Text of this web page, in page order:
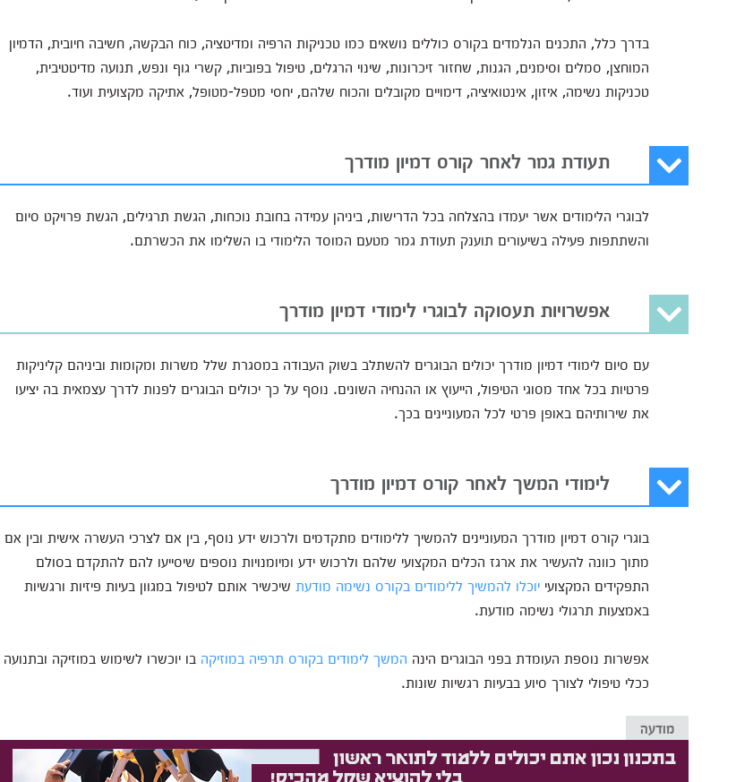
בדרך כלל, התכנים הנלמדים בקורס כוללים נושאים כמו טכניקות הרפיה ומדיטציה, כוח הבקשה, חשיבה חיובית, הדמיון
המוחצן, סמלים וסימנים, הגנות, שחזור זיכרונות, שינוי הרגלים, טיפול בפוביות, קשרי גוף ונפש, תנועה מדיטטיבית,
טכניקות נשימה, איזון, אינטואיציה, דימויים מקובלים והכוח שלהם, יחסי מטפל-מטופל, אתיקה מקצועית ועוד.
תעודת גמר לאחר קורס דמיון מודרך
לבוגרי הלימודים אשר יעמדו בהצלחה בכל הדרישות, ביניהן עמידה בחובת נוכחות, הגשת תרגילים, הגשת פרויקט סיום
והשתתפות פעילה בשיעורים תוענק תעודת גמר מטעם המוסד הלימודי בו השלימו את הכשרתם.
אפשרויות תעסוקה לבוגרי לימודי דמיון מודרך
עם סיום לימודי דמיון מודרך יכולים הבוגרים להשתלב בשוק העבודה במסגרת שלל משרות ומקומות וביניהם קליניקות
פרטיות בכל אחד מסוגי הטיפול, הייעוץ או ההנחיה השונים. נוסף על כך יכולים הבוגרים לפנות לדרך עצמאית בה יציעו
את שירותיהם באופן פרטי לכל המעוניינים בכך.
לימודי המשך לאחר קורס דמיון מודרך
בוגרי קורס דמיון מודרך המעוניינים להמשיך ללימודים מתקדמים ולרכוש ידע נוסף, בין אם לצרכי העשרה אישית ובין אם
מתוך כוונה להעשיר את ארגז הכלים המקצועי שלהם ולרכוש ידע ומיומנויות נוספים שיסייעו להם להתקדם בסולם
התפקידים המקצועי יוכלו להמשיך ללימודים בקורס נשימה מודעת שיכשיר אותם לטיפול במגוון בעיות פיזיות ורגשיות
באמצעות תרגולי נשימה מודעת.
אפשרות נוספת העומדת בפני הבוגרים הינה המשך לימודים בקורס תרפיה במוזיקה בו יוכשרו לשימוש במוזיקה ובתנועה
ככלי טיפולי לצורך סיוע בבעיות רגשיות שונות.
מודעה